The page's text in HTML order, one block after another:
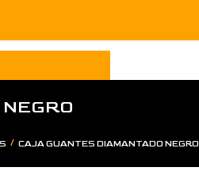
/ CAJA GUANTES DIAMANTADO NEGRO